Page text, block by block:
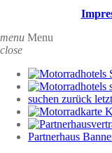
menu Menu
close
suchen zurück
Partnerhaus